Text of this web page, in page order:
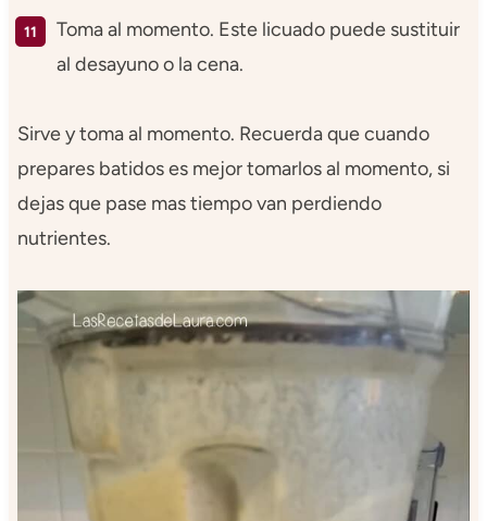
Toma al momento. Este licuado puede sustituir
al desayuno o la cena.
Sirve y toma al momento. Recuerda que cuando
prepares batidos es mejor tomarlos al momento, si
dejas que pase mas tiempo van perdiendo
nutrientes.